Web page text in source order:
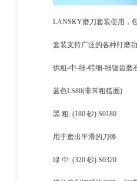
LANSKY磨刀套装使用，
套装支持广泛的各种打磨
供粗-中-细-特细-细锯齿磨
蓝色LS80(非常粗糙面)
黑 粗: (180 砂) S0180
用于磨出平滑的刀锋
绿 中: (320 砂) S0320